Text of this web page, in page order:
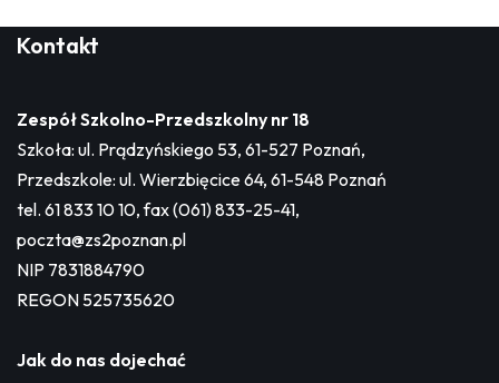
Kontakt
Zespół Szkolno-Przedszkolny nr 18
Szkoła: ul. Prądzyńskiego 53, 61-527 Poznań,
Przedszkole: ul. Wierzbięcice 64, 61-548 Poznań
tel. 61 833 10 10, fax (061) 833-25-41,
poczta@zs2poznan.pl
NIP 7831884790
REGON 525735620
Jak do nas dojechać